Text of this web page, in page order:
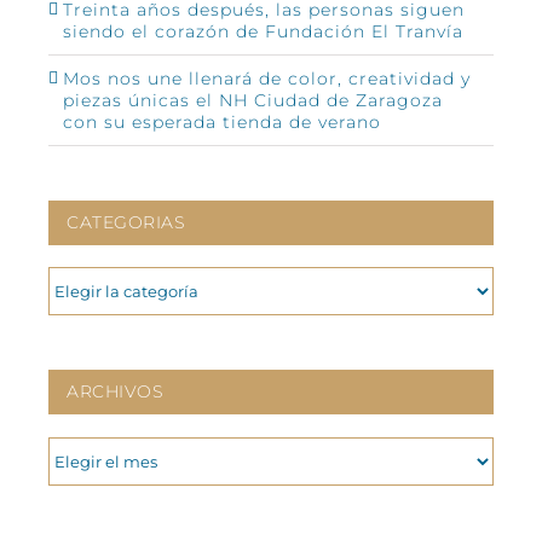
Treinta años después, las personas siguen
siendo el corazón de Fundación El Tranvía
Mos nos une llenará de color, creatividad y
piezas únicas el NH Ciudad de Zaragoza
con su esperada tienda de verano
CATEGORIAS
CATEGORIAS
ARCHIVOS
ARCHIVOS